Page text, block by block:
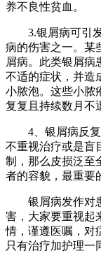
养不良性贫血。
3.银屑病可引发
病的伤害之一。某
屑病。此类银屑病
不适的症状，并造
小脓泡。这些小脓
复复且持续数月不
4、银屑病反复
不重视治疗或是盲
制，那么皮损泛至
者的容貌，最重要
银屑病发作对患
害，大家要重视起
情，谨遵医嘱，对
只有治疗加护理一